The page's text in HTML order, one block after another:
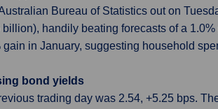
Bureau of Statistics out on
handily beating forecasts of a
in January, suggesting household
bond yields
trading day was 2.54, +5.25 bps.